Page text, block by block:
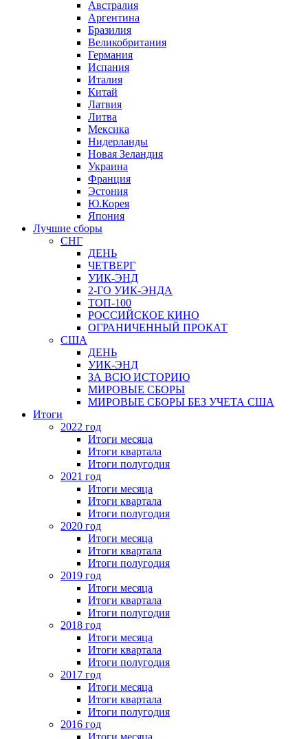
Австралия
Аргентина
Бразилия
Великобритания
Германия
Испания
Италия
Китай
Латвия
Литва
Мексика
Нидерланды
Новая Зеландия
Украина
Франция
Эстония
Ю.Корея
Япония
Лучшие сборы
СНГ
ДЕНЬ
ЧЕТВЕРГ
УИК-ЭНД
2-ГО УИК-ЭНДА
ТОП-100
РОССИЙСКОЕ КИНО
ОГРАНИЧЕННЫЙ ПРОКАТ
США
ДЕНЬ
УИК-ЭНД
ЗА ВСЮ ИСТОРИЮ
МИРОВЫЕ СБОРЫ
МИРОВЫЕ СБОРЫ БЕЗ УЧЕТА США
Итоги
2022 год
Итоги месяца
Итоги квартала
Итоги полугодия
2021 год
Итоги месяца
Итоги квартала
Итоги полугодия
2020 год
Итоги месяца
Итоги квартала
Итоги полугодия
2019 год
Итоги месяца
Итоги квартала
Итоги полугодия
2018 год
Итоги месяца
Итоги квартала
Итоги полугодия
2017 год
Итоги месяца
Итоги квартала
Итоги полугодия
2016 год